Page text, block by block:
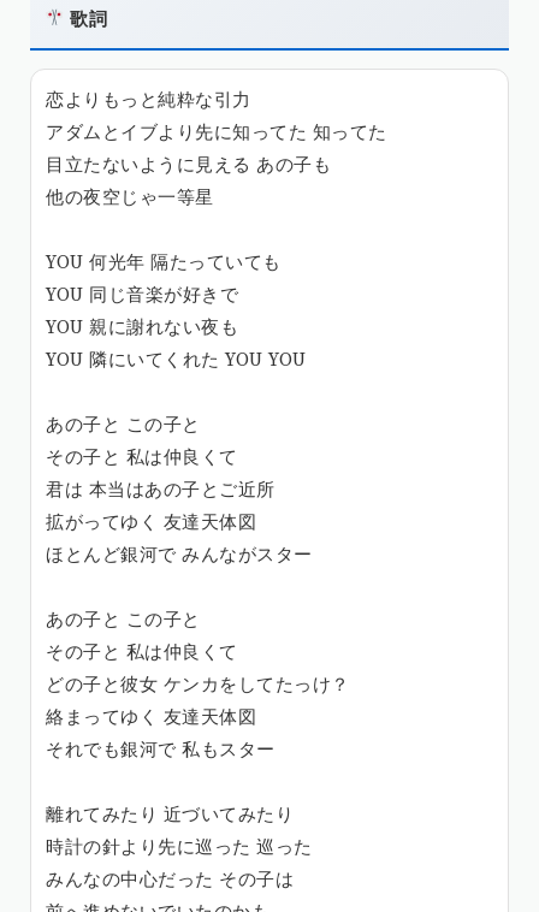
歌詞
恋よりもっと純粋な引力
アダムとイブより先に知ってた 知ってた
目立たないように見える あの子も
他の夜空じゃ一等星
YOU 何光年 隔たっていても
YOU 同じ音楽が好きで
YOU 親に謝れない夜も
YOU 隣にいてくれた YOU YOU
あの子と この子と
その子と 私は仲良くて
君は 本当はあの子とご近所
拡がってゆく 友達天体図
ほとんど銀河で みんながスター
あの子と この子と
その子と 私は仲良くて
どの子と彼女 ケンカをしてたっけ？
絡まってゆく 友達天体図
それでも銀河で 私もスター
離れてみたり 近づいてみたり
時計の針より先に巡った 巡った
みんなの中心だった その子は